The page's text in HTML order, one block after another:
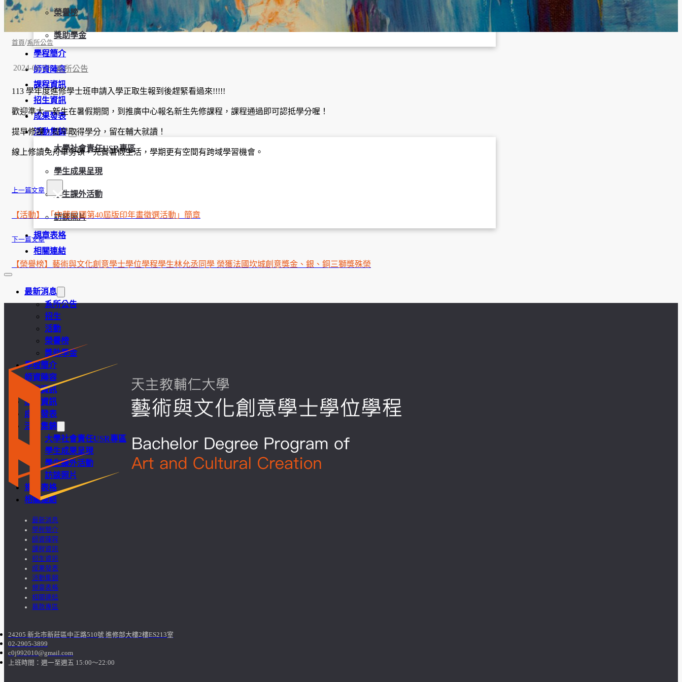
×
榮譽榜
獎助學金
學程簡介
師資陣容
課程資訊
招生資訊
成果發表
活動集錦
大學社會責任USR專區
學生成果呈現
學生課外活動
訪談照片
規章表格
相關連結
最新消息
系所公告
招生
活動
榮譽榜
獎助學金
學程簡介
師資陣容
課程資訊
招生資訊
成果發表
活動集錦
大學社會責任USR專區
學生成果呈現
學生課外活動
訪談照片
規章表格
相關連結
首頁/系所公告
2024-06-21 系所公告
113 學年度進修學士班申請入學正取生報到後趕緊看過來!!!!!
歡迎準大一新生在暑假期間，到推廣中心報名新生先修課程，課程通過即可認抵學分喔！
提早修課，提早取得學分，留在輔大就讀！
線上修讀免舟車勞頓，充實暑假生活，學期更有空間有跨域學習機會。
上一篇文章
【活動】 「中華民國第40屆版印年畫徵選活動」簡章
下一篇文章
【榮譽榜】藝術與文化創意學士學位學程學生林允丞同學 榮獲法國坎城創意獎金、銀、銅三獅獎殊榮
最新消息
學程簡介
師資陣容
課程資訊
招生資訊
成果發表
活動集錦
規章表格
相關連結
募款專區
24205 新北市新莊區中正路510號 進修部大樓2樓ES213室
02-2905-3899
c0j992010@gmail.com
上班時間：週一至週五 15:00～22:00